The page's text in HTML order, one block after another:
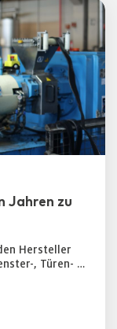
Jahren zu
Hersteller
, Türen- …